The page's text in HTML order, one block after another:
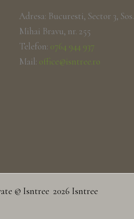
Adresa: Bucuresti, Sector 3, Sos.
Mihai Bravu, nr. 255
Telefon: 0764 944 937
Mail: office@isntree.ro
© Isntree 2026 Isntree